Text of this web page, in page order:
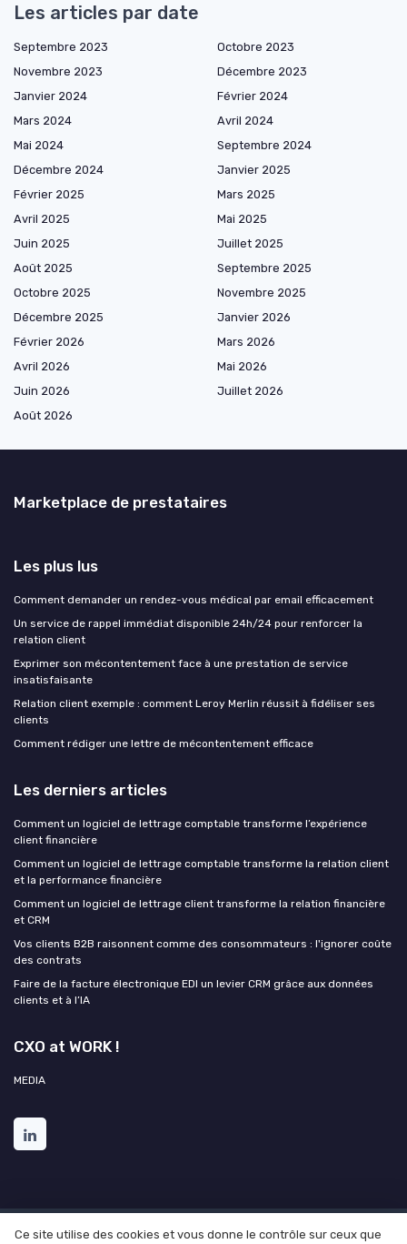
Les articles par date
Septembre 2023
Octobre 2023
Novembre 2023
Décembre 2023
Janvier 2024
Février 2024
Mars 2024
Avril 2024
Mai 2024
Septembre 2024
Décembre 2024
Janvier 2025
Février 2025
Mars 2025
Avril 2025
Mai 2025
Juin 2025
Juillet 2025
Août 2025
Septembre 2025
Octobre 2025
Novembre 2025
Décembre 2025
Janvier 2026
Février 2026
Mars 2026
Avril 2026
Mai 2026
Juin 2026
Juillet 2026
Août 2026
Marketplace de prestataires
Les plus lus
Comment demander un rendez-vous médical par email efficacement
Un service de rappel immédiat disponible 24h/24 pour renforcer la
relation client
Exprimer son mécontentement face à une prestation de service
insatisfaisante
Relation client exemple : comment Leroy Merlin réussit à fidéliser ses
clients
Comment rédiger une lettre de mécontentement efficace
Les derniers articles
Comment un logiciel de lettrage comptable transforme l’expérience
client financière
Comment un logiciel de lettrage comptable transforme la relation client
et la performance financière
Comment un logiciel de lettrage client transforme la relation financière
et CRM
Vos clients B2B raisonnent comme des consommateurs : l'ignorer coûte
des contrats
Faire de la facture électronique EDI un levier CRM grâce aux données
clients et à l’IA
CXO at WORK !
MEDIA
Mentions légales Politique de confidentialité Grande
Ce site utilise des cookies et vous donne le contrôle sur ceux que